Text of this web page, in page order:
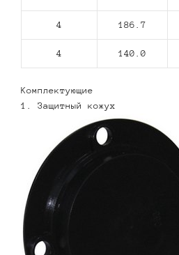
4 186.7
4 140.0
Комплектующие
1. Защитный кожух